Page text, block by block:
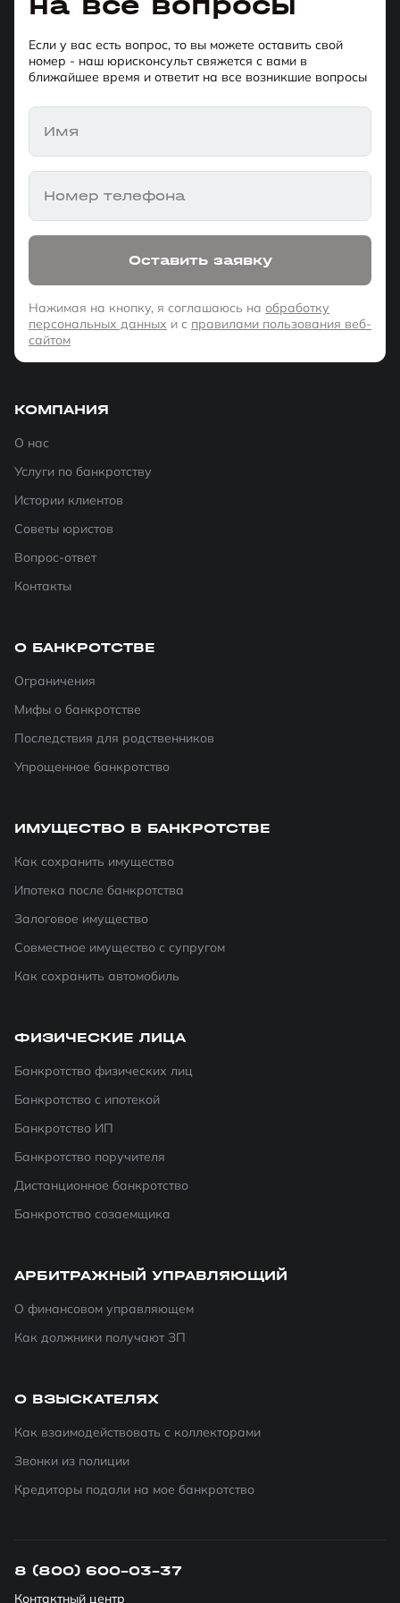
Если у вас есть вопрос, то вы можете оставить свой
номер - наш юрисконсульт свяжется с вами в
ближайшее время и ответит на все возникшие вопросы
Имя
Номер телефона
Оставить заявку
Нажимая на кнопку, я соглашаюсь на обработку
персональных данных и с правилами пользования веб-
сайтом
КОМПАНИЯ
О нас
Услуги по банкротству
Истории клиентов
Советы юристов
Вопрос-ответ
Контакты
О БАНКРОТСТВЕ
Ограничения
Мифы о банкротстве
Последствия для родственников
Упрощенное банкротство
ИМУЩЕСТВО В БАНКРОТСТВЕ
Как сохранить имущество
Ипотека после банкротства
Залоговое имущество
Совместное имущество с супругом
Как сохранить автомобиль
ФИЗИЧЕСКИЕ ЛИЦА
Банкротство физических лиц
Банкротство с ипотекой
Банкротство ИП
Банкротство поручителя
Дистанционное банкротство
Банкротство созаемщика
АРБИТРАЖНЫЙ УПРАВЛЯЮЩИЙ
О финансовом управляющем
Как должники получают ЗП
О ВЗЫСКАТЕЛЯХ
Как взаимодействовать с коллекторами
Звонки из полиции
Кредиторы подали на мое банкротство
8 (800) 600-03-37
Контактный центр